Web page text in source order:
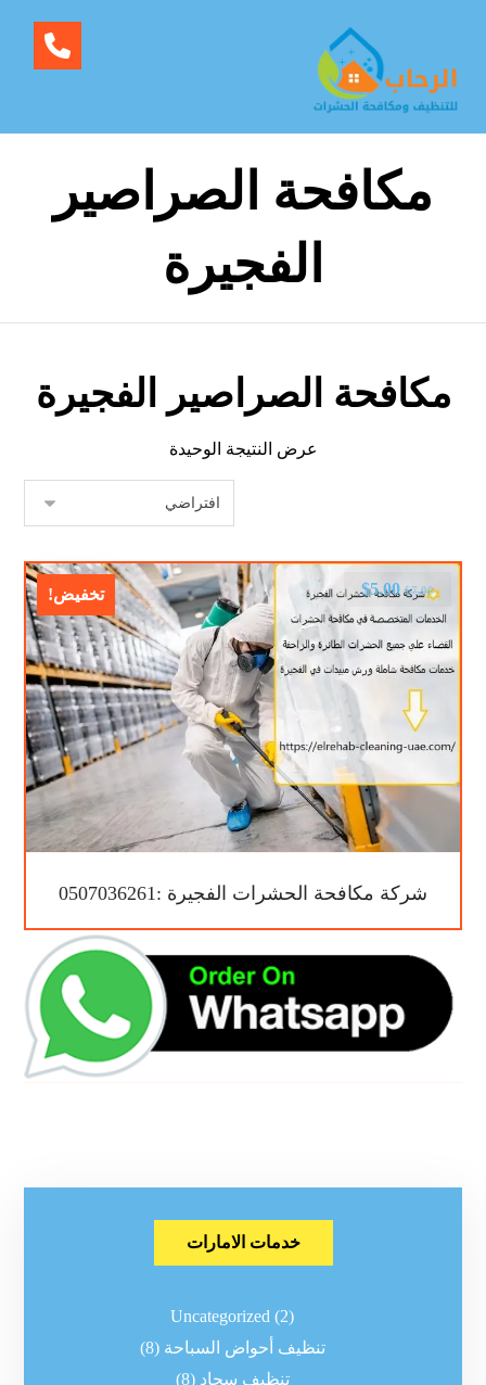
مكافحة الصراصير
الفجيرة
مكافحة الصراصير الفجيرة
عرض النتيجة الوحيدة
تخفيض!
شركة مكافحة الحشرات الفجيرة :0507036261
$7.00
$5.00
خدمات الامارات
Uncategorized (2)
تنظيف أحواض السباحة (8)
تنظيف سجاد (8)